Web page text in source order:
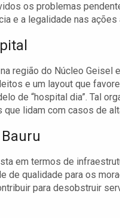
os problemas
e a legalidade nas
região do Núcleo Geisel
e um layout que
de “hospital dia”. Tal
lidam com casos de
em termos de
de qualidade para os
para desobstruir